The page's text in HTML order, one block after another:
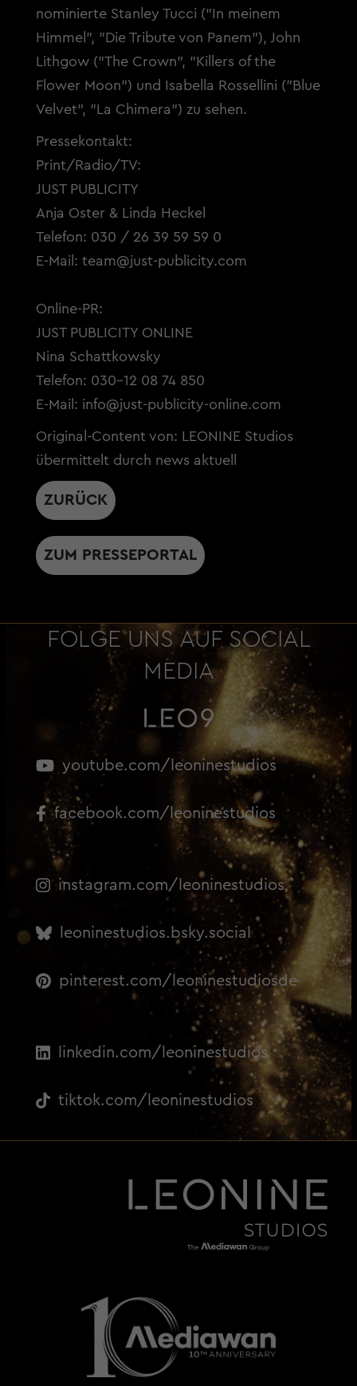
nominierte Stanley Tucci ("In meinem
Himmel", "Die Tribute von Panem"), John
Lithgow ("The Crown", "Killers of the
Flower Moon") und Isabella Rossellini ("Blue
Velvet", "La Chimera") zu sehen.
Pressekontakt:
Print/Radio/TV:
JUST PUBLICITY
Anja Oster & Linda Heckel
Telefon: 030 / 26 39 59 59 0
E-Mail: team@just-publicity.com
Online-PR:
JUST PUBLICITY ONLINE
Nina Schattkowsky
Telefon: 030-12 08 74 850
E-Mail: info@just-publicity-online.com
Original-Content von: LEONINE Studios
übermittelt durch news aktuell
ZURÜCK
ZUM PRESSEPORTAL
FOLGE UNS AUF SOCIAL
MEDIA
youtube.com/leoninestudios
facebook.com/leoninestudios
instagram.com/leoninestudios
leoninestudios.bsky.social
pinterest.com/leoninestudiosde
linkedin.com/leoninestudios
tiktok.com/leoninestudios